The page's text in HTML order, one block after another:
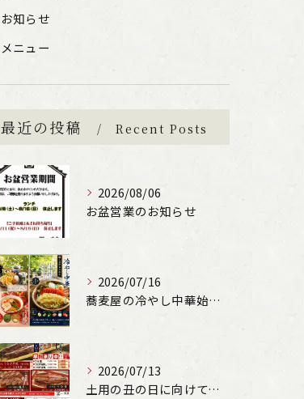
お知らせ
メニュー
最近の投稿 Recent Posts
2026/08/06
お盆営業のお知らせ
2026/07/16
蕎麦屋の冷やし中華始まります！（文楽姫路駅南店）
2026/07/13
土用の丑の日に向けて、うなぎの申込受付しています。